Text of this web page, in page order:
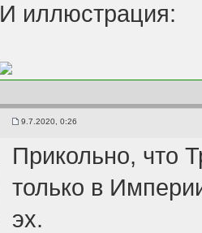
И иллюстрация:
9.7.2020, 0:26
Прикольно, что
только в
эх.